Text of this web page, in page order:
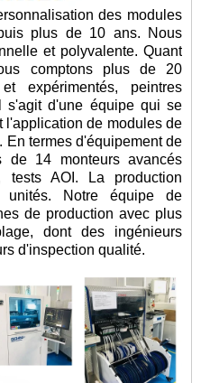
des modules
plus de 10 ans. Nous
et polyvalente. Quant
comptons plus de 20
expérimentés, peintres
s'agit d'une équipe qui se
l'application de modules de
termes d'équipement de
de 14 monteurs avancés
tests AOI. La production
unités. Notre équipe de
de production avec plus
dont des ingénieurs
d'inspection qualité.